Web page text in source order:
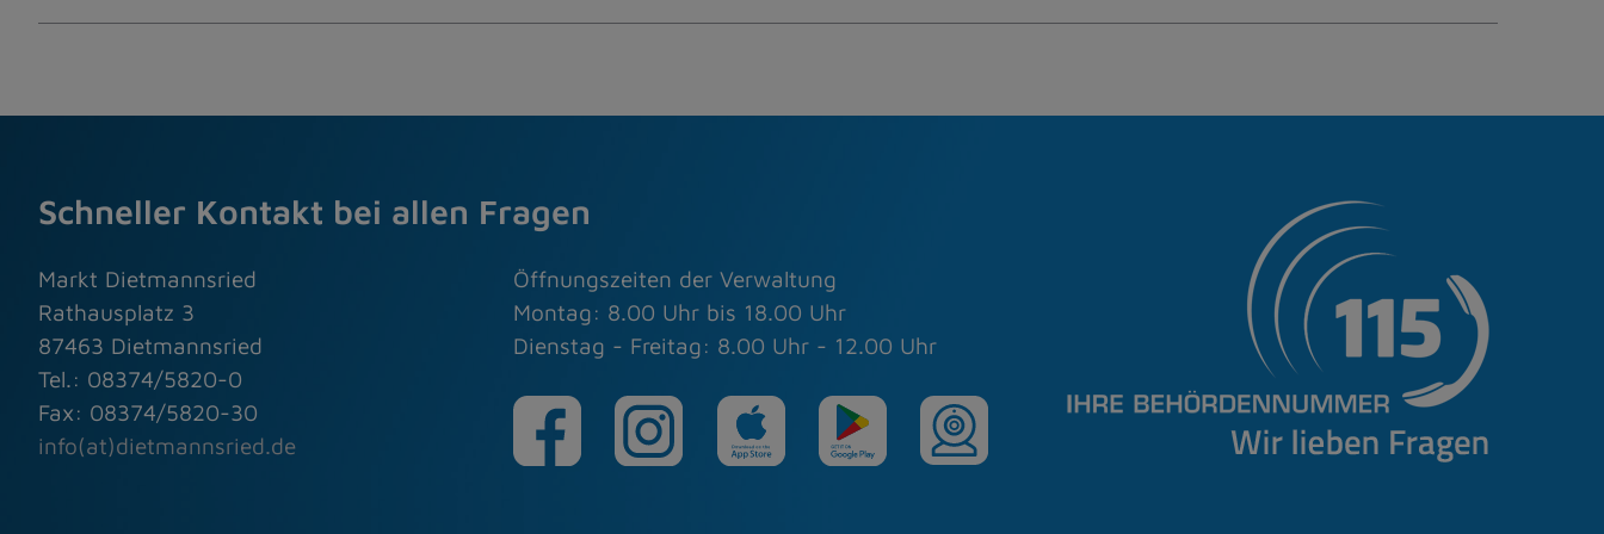
Schneller Kontakt bei allen Fragen
Markt Dietmannsried
Rathausplatz 3
87463 Dietmannsried
Tel.: 08374/5820-0
Fax: 08374/5820-30
info(at)dietmannsried.de
Öffnungszeiten der Verwaltung
Montag: 8.00 Uhr bis 18.00 Uhr
Dienstag - Freitag: 8.00 Uhr - 12.00 Uhr